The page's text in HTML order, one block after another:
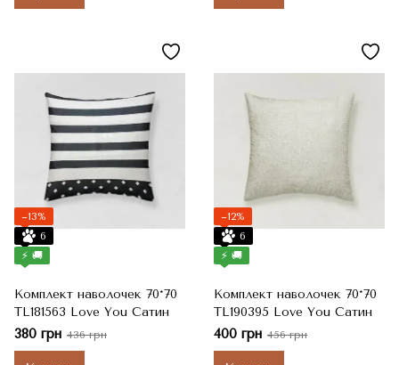
−13%
6
⚡ 🚚
Комплект наволочек 70*70
TL181563 Love You Сатин
380 грн 436 грн
−12%
6
⚡ 🚚
Комплект наволочек 70*70
TL190395 Love You Сатин
400 грн 456 грн